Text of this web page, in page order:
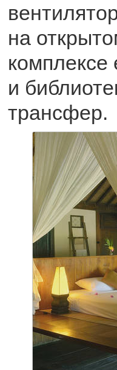
на
комплексе
и
трансфер.